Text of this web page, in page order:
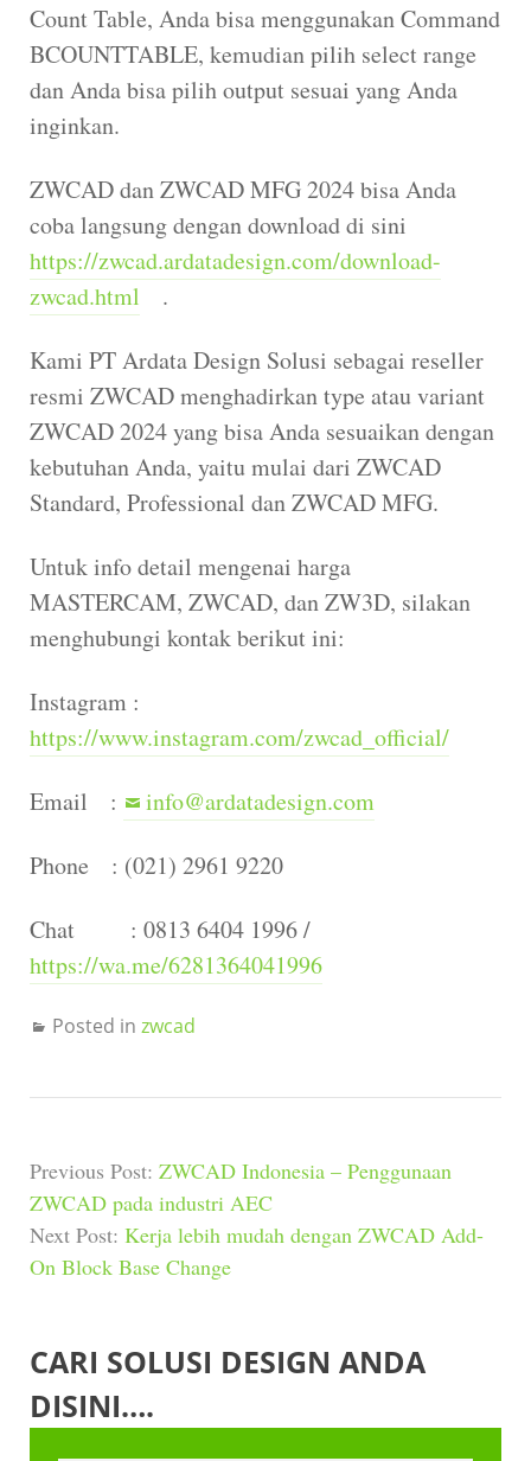
Count Table, Anda bisa menggunakan Command
BCOUNTTABLE, kemudian pilih select range
dan Anda bisa pilih output sesuai yang Anda
inginkan.
ZWCAD dan ZWCAD MFG 2024 bisa Anda
coba langsung dengan download di sini
https://zwcad.ardatadesign.com/download-
zwcad.html .
Kami PT Ardata Design Solusi sebagai reseller
resmi ZWCAD menghadirkan type atau variant
ZWCAD 2024 yang bisa Anda sesuaikan dengan
kebutuhan Anda, yaitu mulai dari ZWCAD
Standard, Professional dan ZWCAD MFG.
Untuk info detail mengenai harga
MASTERCAM, ZWCAD, dan ZW3D, silakan
menghubungi kontak berikut ini:
Instagram :
https://www.instagram.com/zwcad_official/
Email :
info@ardatadesign.com
Phone : (021) 2961 9220
Chat : 0813 6404 1996 /
https://wa.me/6281364041996
Posted in zwcad
Previous Post: ZWCAD Indonesia – Penggunaan
ZWCAD pada industri AEC
Next Post: Kerja lebih mudah dengan ZWCAD Add-
On Block Base Change
CARI SOLUSI DESIGN ANDA
DISINI….